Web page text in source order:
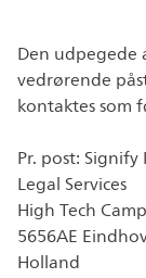
Den udpegede
vedrørende
kontaktes som
Pr. post: Signify
Legal Services
High Tech
5656AE
Holland